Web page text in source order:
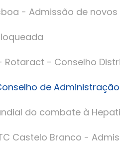
- Admissão de
Rotaract - Conselho
de
do combate à
Castelo Branco -